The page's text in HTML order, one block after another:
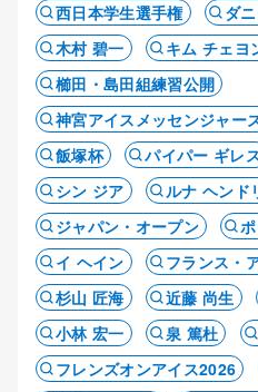
西日本学生選手権
ダ
木村 碧一
キム チェヨ
櫛田・島田組練習公開
神宮アイスメッセンジャー
飯塚杯
パイパー ギレ
シン ジア
ルナ ヘンド
ジャパン・オープン
イ ヘイン
フランス・
杉山 匠海
近藤 尚生
小林 宏一
泉 篤杜
フレンズオンアイス2026